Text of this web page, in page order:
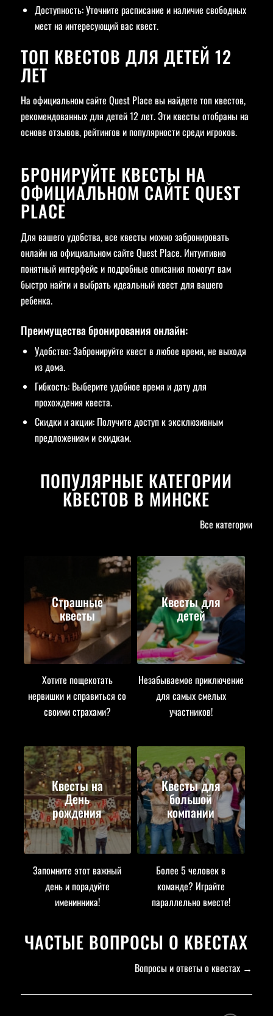
Доступность: Уточните расписание и наличие свободных
мест на интересующий вас квест.
ТОП КВЕСТОВ ДЛЯ ДЕТЕЙ 12
ЛЕТ
На официальном сайте Quest Place вы найдете топ квестов,
рекомендованных для детей 12 лет. Эти квесты отобраны на
основе отзывов, рейтингов и популярности среди игроков.
БРОНИРУЙТЕ КВЕСТЫ НА
ОФИЦИАЛЬНОМ САЙТЕ QUEST
PLACE
Для вашего удобства, все квесты можно забронировать
онлайн на официальном сайте Quest Place. Интуитивно
понятный интерфейс и подробные описания помогут вам
быстро найти и выбрать идеальный квест для вашего
ребенка.
Преимущества бронирования онлайн:
Удобство: Забронируйте квест в любое время, не выходя
из дома.
Гибкость: Выберите удобное время и дату для
прохождения квеста.
Скидки и акции: Получите доступ к эксклюзивным
предложениям и скидкам.
ПОПУЛЯРНЫЕ КАТЕГОРИИ
КВЕСТОВ В МИНСКЕ
Все категории
Страшные
квесты
Хотите пощекотать
нервишки и справиться со
своими страхами?
Квесты для
детей
Незабываемое приключение
для самых смелых
участников!
Квесты на
День
рождения
Запомните этот важный
день и порадуйте
именинника!
Квесты для
большой
компании
Более 5 человек в
команде? Играйте
параллельно вместе!
ЧАСТЫЕ ВОПРОСЫ О КВЕСТАХ
Вопросы и ответы о квестах →